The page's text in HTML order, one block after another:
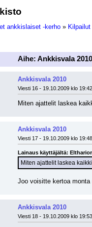
ankkislaiset -kerho » Kilpailut
Aihe: Ankkisvala 2010
Ankkisvala 2010
Viesti 16 - 19.10.2009 klo
Miten ajattelit laskea
Ankkisvala 2010
Viesti 17 - 19.10.2009 klo
Lainaus käyttäjältä:
Miten ajattelit laskea
Joo voisitte kertoa
Ankkisvala 2010
Viesti 18 - 19.10.2009 klo